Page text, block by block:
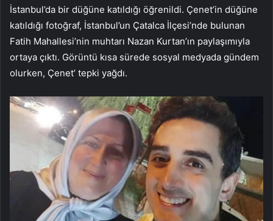
İstanbul’da bir düğüne katıldığı öğrenildi. Çenet’in düğüne
katıldığı fotoğraf, İstanbul’un Çatalca İlçesi’nde bulunan
Fatih Mahallesi’nin muhtarı Nazan Kurtan’ın paylaşımıyla
ortaya çıktı. Görüntü kısa sürede sosyal medyada gündem
olurken, Çenet’ tepki yağdı.